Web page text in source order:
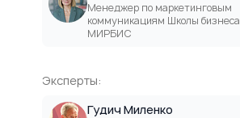
Менеджер по маркетинговым
коммуникациям Школы бизнеса
МИРБИС
Эксперты:
Гудич Миленко